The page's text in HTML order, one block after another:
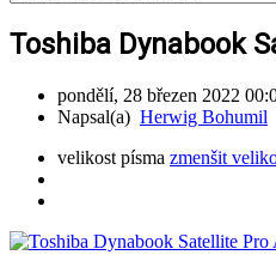
Toshiba Dynabook
pondělí, 28 březen 2022
Napsal(a) Herwig Bohumil
velikost písma zmenšit